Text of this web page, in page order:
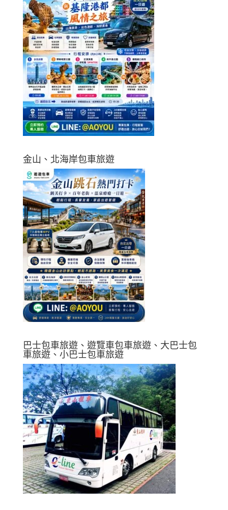
金山、北海岸包車旅遊
巴士包車旅遊、遊覽車包車旅遊、大巴士包
車旅遊、小巴士包車旅遊